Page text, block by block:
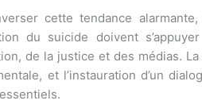
cette tendance
du suicide doivent
de la justice et des médias.
et l’instauration d’un